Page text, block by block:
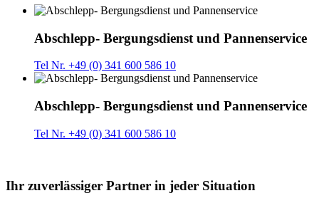
Abschlepp- Bergungsdienst und Pannenservice
Tel Nr. +49 (0) 341 600 586 10
Abschlepp- Bergungsdienst und Pannenservice
Tel Nr. +49 (0) 341 600 586 10
Ihr zuverlässiger Partner in jeder Situation